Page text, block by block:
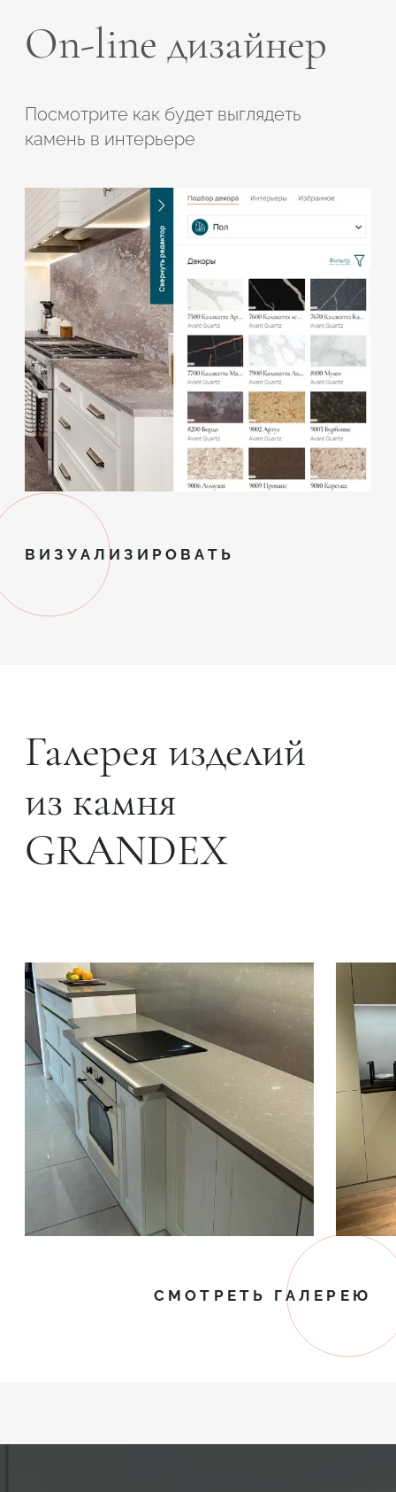
On-line дизайнер
Посмотрите как будет выглядеть
камень в интерьере
ВИЗУАЛИЗИРОВАТЬ
Галерея изделий
из камня
GRANDEX
СМОТРЕТЬ ГАЛЕРЕЮ